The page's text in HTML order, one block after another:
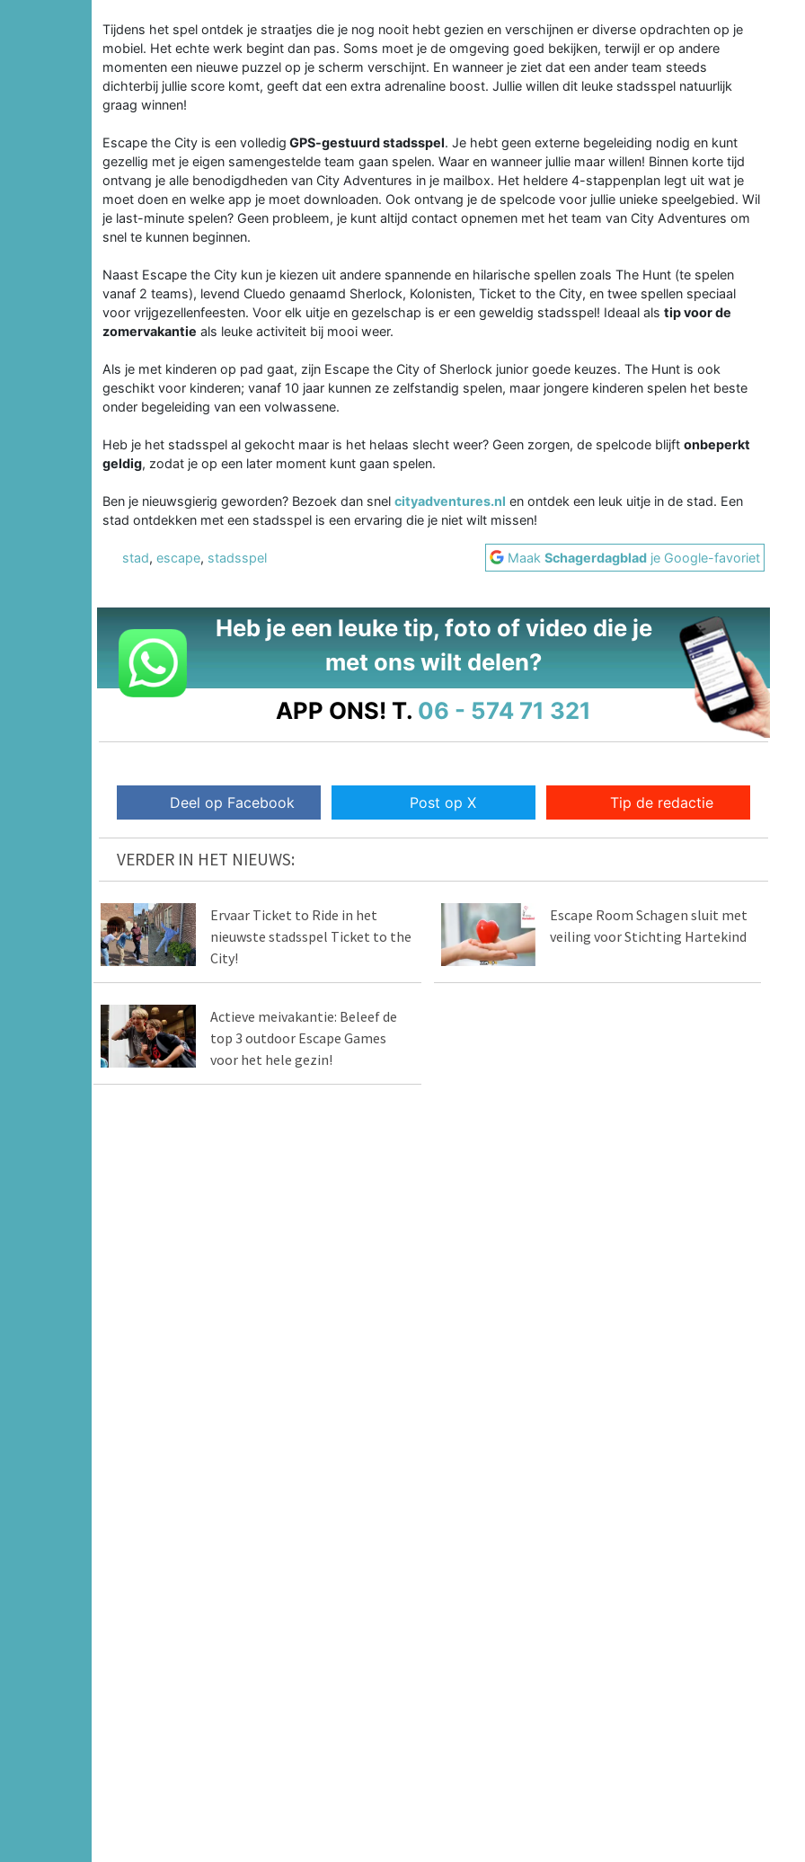
Tijdens het spel ontdek je straatjes die je nog nooit hebt gezien en verschijnen er diverse opdrachten op je
mobiel. Het echte werk begint dan pas. Soms moet je de omgeving goed bekijken, terwijl er op andere
momenten een nieuwe puzzel op je scherm verschijnt. En wanneer je ziet dat een ander team steeds
dichterbij jullie score komt, geeft dat een extra adrenaline boost. Jullie willen dit leuke stadsspel natuurlijk
graag winnen!
Escape the City is een volledig GPS-gestuurd stadsspel. Je hebt geen externe begeleiding nodig en kunt
gezellig met je eigen samengestelde team gaan spelen. Waar en wanneer jullie maar willen! Binnen korte tijd
ontvang je alle benodigdheden van City Adventures in je mailbox. Het heldere 4-stappenplan legt uit wat je
moet doen en welke app je moet downloaden. Ook ontvang je de spelcode voor jullie unieke speelgebied. Wil
je last-minute spelen? Geen probleem, je kunt altijd contact opnemen met het team van City Adventures om
snel te kunnen beginnen.
Naast Escape the City kun je kiezen uit andere spannende en hilarische spellen zoals The Hunt (te spelen
vanaf 2 teams), levend Cluedo genaamd Sherlock, Kolonisten, Ticket to the City, en twee spellen speciaal
voor vrijgezellenfeesten. Voor elk uitje en gezelschap is er een geweldig stadsspel! Ideaal als tip voor de
zomervakantie als leuke activiteit bij mooi weer.
Als je met kinderen op pad gaat, zijn Escape the City of Sherlock junior goede keuzes. The Hunt is ook
geschikt voor kinderen; vanaf 10 jaar kunnen ze zelfstandig spelen, maar jongere kinderen spelen het beste
onder begeleiding van een volwassene.
Heb je het stadsspel al gekocht maar is het helaas slecht weer? Geen zorgen, de spelcode blijft onbeperkt
geldig, zodat je op een later moment kunt gaan spelen.
Ben je nieuwsgierig geworden? Bezoek dan snel cityadventures.nl en ontdek een leuk uitje in de stad. Een
stad ontdekken met een stadsspel is een ervaring die je niet wilt missen!
stad, escape, stadsspel MaakSchagerdagblad je Google-favoriet
Heb je een leuke tip, foto of video die je
met ons wilt delen?
APP ONS! T. 06 - 574 71 321
Deel op Facebook Post op X Tip de redactie
VERDER IN HET NIEUWS:
Ervaar Ticket to Ride in het
nieuwste stadsspel Ticket to the
City!
Escape Room Schagen sluit met
veiling voor Stichting Hartekind
Actieve meivakantie: Beleef de
top 3 outdoor Escape Games
voor het hele gezin!